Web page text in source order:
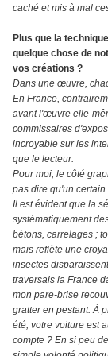
caché et mis à mal
Plus que la
quelque chose de
vos créations ?
Dans une œuvre,
En France,
avant l'œuvre elle-
commissaires
incroyable sur les
que le lecteur.
Pour moi, le côté
pas dire qu'un
Il est évident que la
systématiquement
bétons, carrelages ;
mais reflète une
insectes
traversais la France
mon pare-brise
gratter en pestant. À
été, votre voiture est
compte ? En si peu